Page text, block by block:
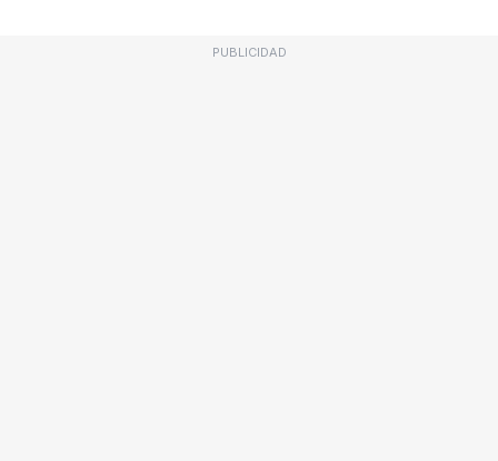
PUBLICIDAD